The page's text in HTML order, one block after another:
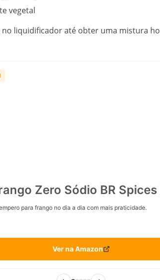
vegetal
liquidificador até obter uma mistura
Zero Sódio BR
para frango no dia a dia com mais praticidade.
Ver na Amazon